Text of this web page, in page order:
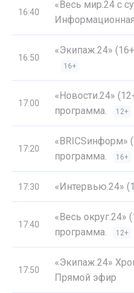
16:40
«Весь мир.24 с
16:50
«Экипаж.24»
16+
17:00
«Новости.24»
программа.
12+
17:20
«BRICSинформ»
программа.
16+
17:30 «Интервью.24»
17:40
«Весь
программа.
12+
17:50
«Экипаж.24»
Прямой эфир